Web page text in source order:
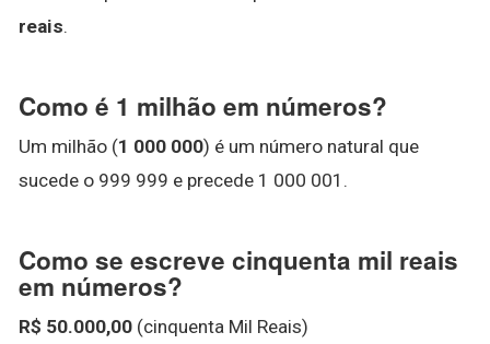
reais.
Como é 1 milhão em números?
Um milhão (1 000 000) é um número natural que
sucede o 999 999 e precede 1 000 001.
Como se escreve cinquenta mil reais
em números?
R$ 50.000,00 (cinquenta Mil Reais)